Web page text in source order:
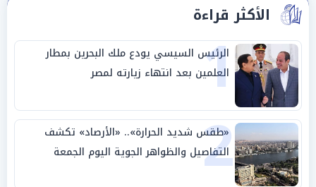
الأكثر قراءة
1
الرئيس السيسي يودع ملك البحرين بمطار
العلمين بعد انتهاء زيارته لمصر
2
«طقس شديد الحرارة».. «الأرصاد» تكشف
التفاصيل والظواهر الجوية اليوم الجمعة